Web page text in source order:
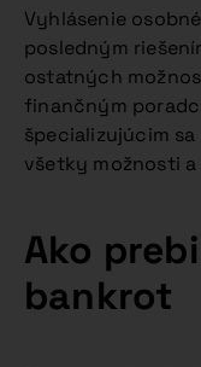
Vyhlásenie
posledným
ostatných
finančným
špecializujúcim
všetky možnosti
Ako
bankrot